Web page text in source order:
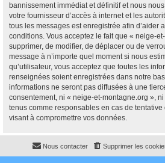
bannissement immédiat et définitif et nous
votre fournisseur d’accès à internet et les
tous les messages est enregistrée afin d’aider
conditions. Vous acceptez le fait que « neige-
supprimer, de modifier, de déplacer ou de
message à n’importe quel moment si nous
qu’utilisateur, vous acceptez que toutes les
renseignées soient enregistrées dans notre
informations ne seront pas diffusées à une
consentement, ni « neige-et-montagne.org »,
tenus comme responsables en cas de
visant à compromettre vos données.
Supprimer les
Nous contacter